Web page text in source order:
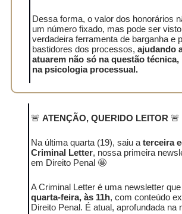
Dessa forma, o valor dos honorários
um número fixado, mas pode ser
verdadeira ferramenta de barganha e
bastidores dos processos, ajudando
atuarem não só na questão técnica,
na psicologia processual.
🚨 ATENÇÃO, QUERIDO LEITOR 🚨
Na última quarta (19), saiu a terceira
Criminal Letter, nossa primeira
em Direito Penal 🤩
A Criminal Letter é uma newsletter que
quarta-feira, às 11h, com conteúdo
Direito Penal. É atual, aprofundada na